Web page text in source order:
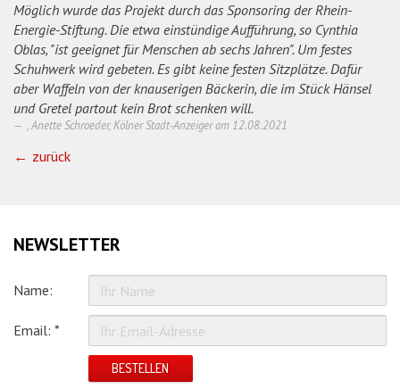
Möglich wurde das Projekt durch das Sponsoring der Rhein-
Energie-Stiftung. Die etwa einstündige Aufführung, so Cynthia
Oblas, "ist geeignet für Menschen ab sechs Jahren". Um festes
Schuhwerk wird gebeten. Es gibt keine festen Sitzplätze. Dafür
aber Waffeln von der knauserigen Bäckerin, die im Stück Hänsel
und Gretel partout kein Brot schenken will.
, Anette Schroeder, Kölner Stadt-Anzeiger am 12.08.2021
zurück
NEWSLETTER
Name:
Email: *
BESTELLEN